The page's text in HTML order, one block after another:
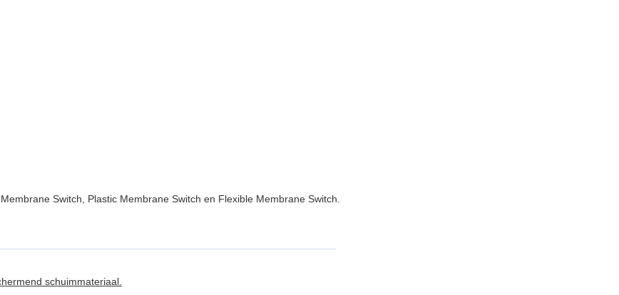
Switch, Plastic Membrane Switch en Flexible Membrane Switch.
schuimmateriaal.